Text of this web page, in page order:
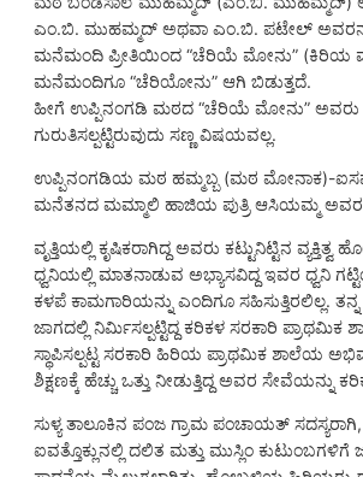
ಎಂ.ಬಿ. ಮುಹಮ್ಮದ್ ಅಥವಾ ಎಂ.ಬಿ. ಪಟೇಲ್
ಮನೆಮಂದಿ ಪ್ರೀತಿಯಿಂದ “ಚೆರಿಯೆ ಮೋನು” (ಕಿರಿಯ
ಮನೆಮಂದಿಗೂ “ಚೆರಿಯೋನು” ಆಗಿ ಬಿಡುತ್ತದೆ.
ಹೀಗೆ ಉಪ್ಪಿನಂಗಡಿ ಮಠದ “ಚೆರಿಯೆ ಮೋನು” ಅವರು
ಗುರುತಿಸಲ್ಪಟ್ಟಿರುವುದು ಸಣ್ಣ ವಿಷಯವಲ್ಲ.
ಉಪ್ಪಿನಂಗಡಿಯ ಮಠ ಹಮ್ಮಬ್ಬ (ಮಠ ಮೋನಾಕ)-ಐಸಮ್ಮ
ಮನೆತನದ ಮಮ್ಮಾಲಿ ಹಾಜಿಯ ಪುತ್ರಿ ಆಸಿಯಮ್ಮ
ವೃತ್ತಿಯಲ್ಲಿ ಕೃಷಿಕರಾಗಿದ್ದ ಅವರು ಕಟ್ಟುನಿಟ್ಟಿನ
ಧ್ವನಿಯಲ್ಲಿ ಮಾತನಾಡುವ ಅಭ್ಯಾಸವಿದ್ದ ಇವರ ಧ್ವನಿ
ಕಳಪೆ ಕಾಮಗಾರಿಯನ್ನು ಎಂದಿಗೂ ಸಹಿಸುತ್ತಿರಲಿಲ್ಲ.
ಜಾಗದಲ್ಲಿ ನಿರ್ಮಿಸಲ್ಪಟ್ಟಿದ್ದ ಕರಿಕಳ ಸರಕಾರಿ
ಸ್ಥಾಪಿಸಲ್ಪಟ್ಟ ಸರಕಾರಿ ಹಿರಿಯ ಪ್ರಾಥಮಿಕ ಶಾಲೆಯ
ಶಿಕ್ಷಣಕ್ಕೆ ಹೆಚ್ಚು ಒತ್ತು ನೀಡುತ್ತಿದ್ದ ಅವರ
ಸುಳ್ಯ ತಾಲೂಕಿನ ಪಂಜ ಗ್ರಾಮ ಪಂಚಾಯತ್
ಐವತ್ತೊಕ್ಲುನಲ್ಲಿ ದಲಿತ ಮತ್ತು ಮುಸ್ಲಿಂ